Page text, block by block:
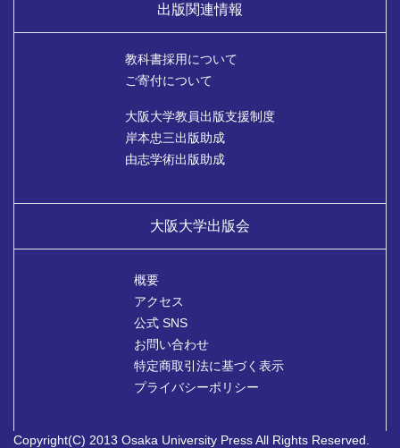
出版関連情報
教科書採用について
ご寄付について
大阪大学教員出版支援制度
岸本忠三出版助成
由志学術出版助成
大阪大学出版会
概要
アクセス
公式 SNS
お問い合わせ
特定商取引法に基づく表示
プライバシーポリシー
Copyright(C) 2013 Osaka University Press All Rights Reserved.